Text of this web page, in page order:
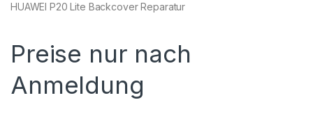
HUAWEI P20 Lite Backcover Reparatur
Preise nur nach
Anmeldung